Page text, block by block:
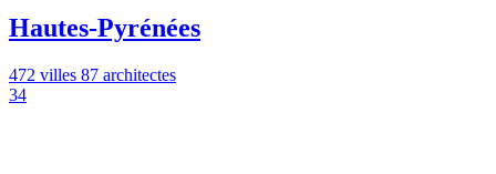
Hautes-Pyrénées
472 villes 87 architectes
34